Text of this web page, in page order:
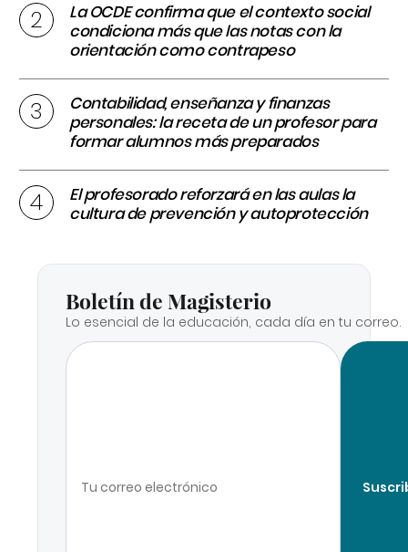
La OCDE confirma que el contexto social
condiciona más que las notas con la
orientación como contrapeso
Contabilidad, enseñanza y finanzas
personales: la receta de un profesor para
formar alumnos más preparados
El profesorado reforzará en las aulas la
cultura de prevención y autoprotección
Boletín de Magisterio
Lo esencial de la educación, cada día en tu correo.